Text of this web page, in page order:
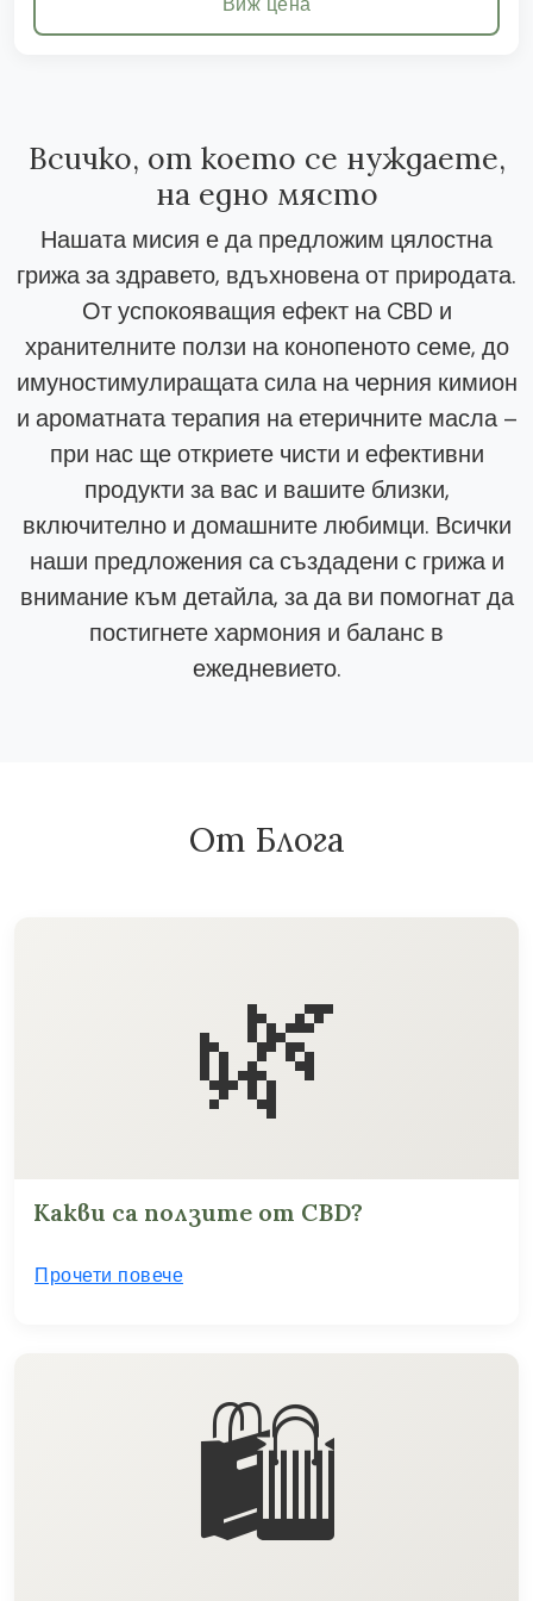
Всичко, от което се нуждаете,
на едно място
Нашата мисия е да предложим цялостна
грижа за здравето, вдъхновена от природата.
От успокояващия ефект на CBD и
хранителните ползи на конопеното семе, до
имуностимулиращата сила на черния кимион
и ароматната терапия на етеричните масла –
при нас ще откриете чисти и ефективни
продукти за вас и вашите близки,
включително и домашните любимци. Всички
наши предложения са създадени с грижа и
внимание към детайла, за да ви помогнат да
постигнете хармония и баланс в
ежедневието.
От Блога
🌿
Какви са ползите от CBD?
Прочети повече
🛍️